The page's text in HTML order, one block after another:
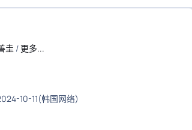
圭 / 更多...
10-11(韩国网络)